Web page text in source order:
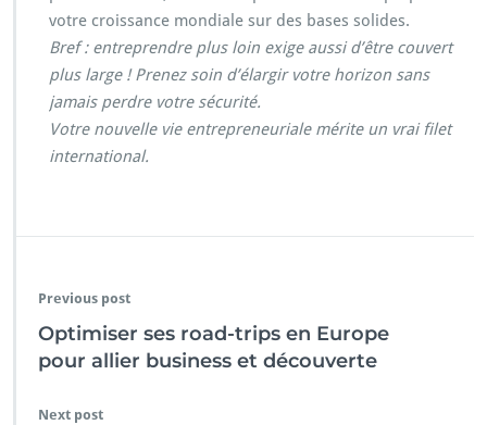
votre croissance mondiale sur des bases solides.
Bref : entreprendre plus loin exige aussi d’être couvert
plus large ! Prenez soin d’élargir votre horizon sans
jamais perdre votre sécurité.
Votre nouvelle vie entrepreneuriale mérite un vrai filet
international.
Previous post
Optimiser ses road-trips en Europe
pour allier business et découverte
Next post